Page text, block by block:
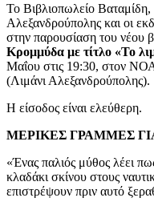
Το Βιβλιοπωλείο
Αλεξανδρούπολης και οι
στην παρουσίαση του νέου
Κρομμύδα με τίτλο «Το
Μαΐου στις 19:30, στον
(Λιμάνι Αλεξανδρούπολης).
Η είσοδος είναι ελεύθερη.
ΜΕΡΙΚΕΣ ΓΡΑΜΜΕΣ
«Ένας παλιός μύθος λέει
κλαδάκι σκίνου στους
επιστρέψουν πριν αυτό